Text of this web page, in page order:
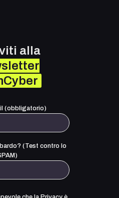
alla
(obbligatorio)
(Test contro lo